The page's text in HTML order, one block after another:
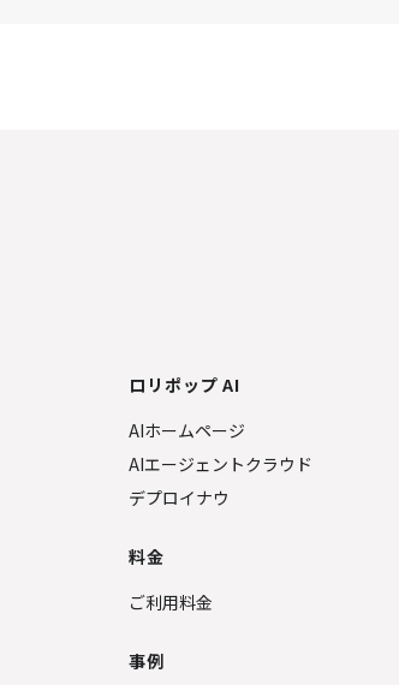
ロリポップ AI
AIホームページ
AIエージェントクラウド
デプロイナウ
料金
ご利用料金
事例